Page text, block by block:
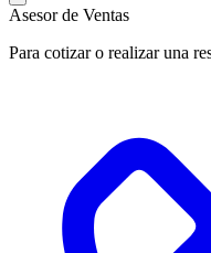
Asesor de Ventas
Para cotizar o realizar una